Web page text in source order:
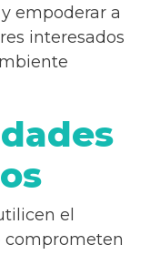
empoderar a
interesados
el
comprometen